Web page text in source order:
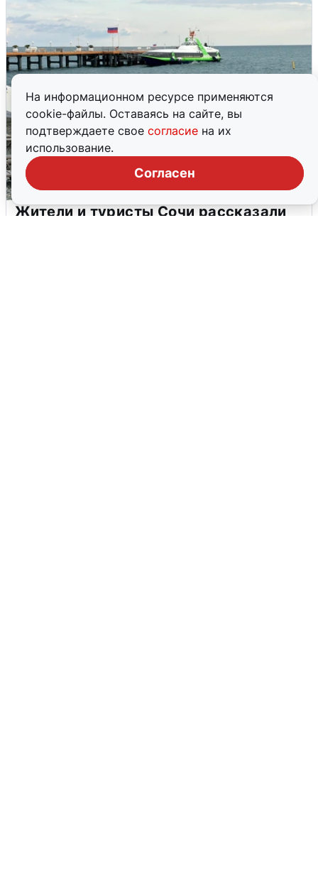
На информационном ресурсе применяются
cookie-файлы. Оставаясь на сайте, вы
подтверждаете свое согласие на их
использование.
Согласен
Жители и туристы Сочи рассказали